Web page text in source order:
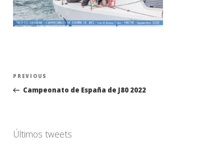
Navegación
entradas
Previous
Post
PREVIOUS
Campeonato de España de J80 2022
Últimos tweets